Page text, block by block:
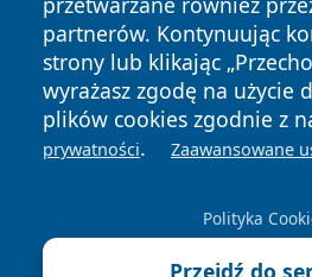
partnerów. Kontynuując
strony lub klikając
wyrażasz zgodę na użycie
plików cookies zgodnie z
prywatności. Zaawansowane
Polityka
Przejdź do
News Autorzy
Polityka
Prywatności